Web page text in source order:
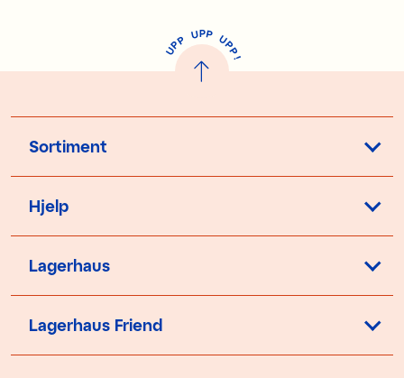
U
P
P UPP UP
P
!
Sortiment
Hjelp
Lagerhaus
Lagerhaus Friend